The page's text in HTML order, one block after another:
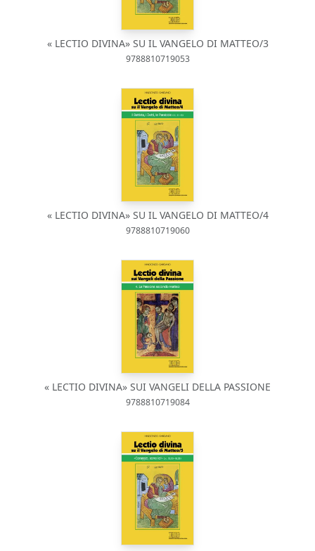
« LECTIO DIVINA» SU IL VANGELO DI MATTEO/3
9788810719053
« LECTIO DIVINA» SU IL VANGELO DI MATTEO/4
9788810719060
« LECTIO DIVINA» SUI VANGELI DELLA PASSIONE
9788810719084